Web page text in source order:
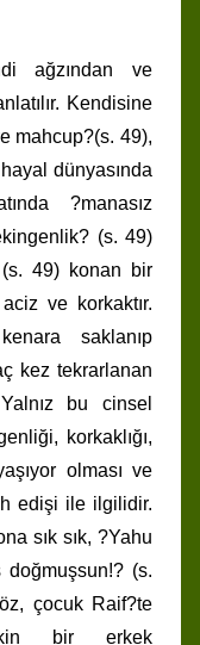
ağzından ve
Kendisine
mahcup?(s. 49),
dünyasında
?manasız
(s. 49)
49) konan bir
ve korkaktır.
saklanıp
kez tekrarlanan
bu cinsel
korkaklığı,
olması ve
edişi ile ilgilidir.
sık sık, ?Yahu
doğmuşsun!? (s.
çocuk Raif?te
bir erkek